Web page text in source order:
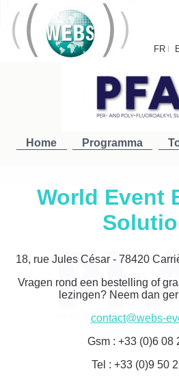
FR |
Home Programma
World Event
18, rue Jules César - 78420
Vragen rond een bestelling of
lezingen? Neem dan
contact@webs-
Gsm : +33 (0)6 08
Tel : +33 (0)9 50